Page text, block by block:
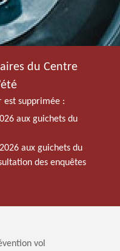
du Centre
est supprimée :
aux guichets du
aux guichets du
des enquêtes
vol